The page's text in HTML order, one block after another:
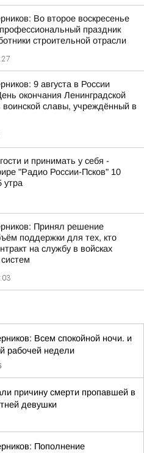
Во второе воскресенье
профессиональный праздник
строительной отрасли
9 августа в России
окончания Ленинградской
славы, учреждённый в
и принимать у себя -
"Радио России-Псков" 10
утра
Принял решение
поддержки для тех, кто
на службу в войсках
Всем спокойной ночи. и
рабочей недели
причину смерти пропавшей в
девушки
Пополнение